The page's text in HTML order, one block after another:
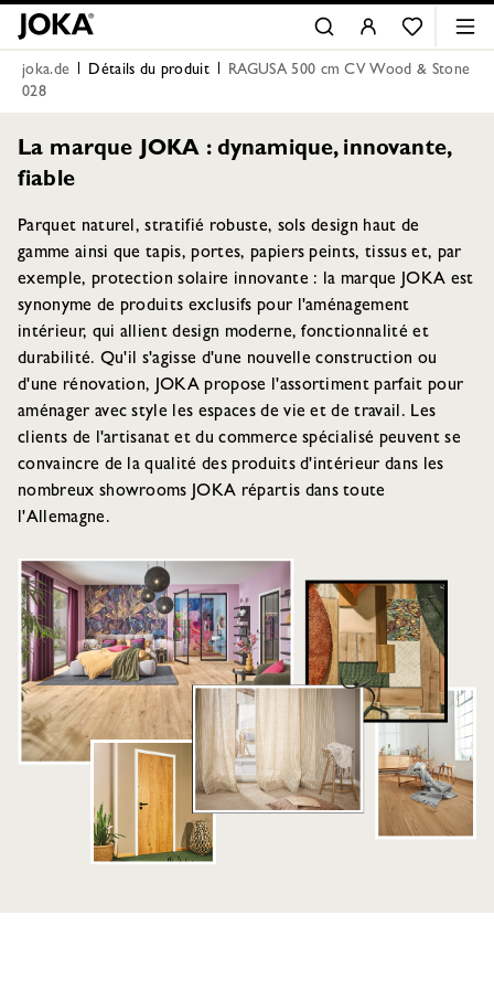
joka.de Détails du produit
RAGUSA 500 cm CV Wood & Stone
028
La marque JOKA : dynamique, innovante,
fiable
Parquet naturel, stratifié robuste, sols design haut de
gamme ainsi que tapis, portes, papiers peints, tissus et, par
exemple, protection solaire innovante : la marque JOKA est
synonyme de produits exclusifs pour l'aménagement
intérieur, qui allient design moderne, fonctionnalité et
durabilité. Qu'il s'agisse d'une nouvelle construction ou
d'une rénovation, JOKA propose l'assortiment parfait pour
aménager avec style les espaces de vie et de travail. Les
clients de l'artisanat et du commerce spécialisé peuvent se
convaincre de la qualité des produits d'intérieur dans les
nombreux showrooms JOKA répartis dans toute
l'Allemagne.